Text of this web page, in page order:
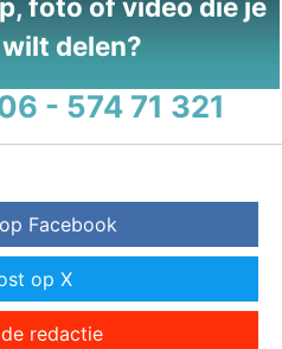
foto of video die je
delen?
- 574 71 321
Facebook
op X
redactie